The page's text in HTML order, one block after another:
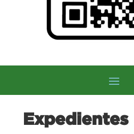
Expedientes